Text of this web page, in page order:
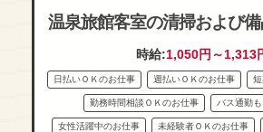
温泉旅館客室の清掃および
時給:1,050円～1,313
日払いＯＫのお仕事 週払いＯＫのお仕事
勤務時間相談ＯＫのお仕事 バス通勤
女性活躍中のお仕事 未経験者ＯＫのお仕事